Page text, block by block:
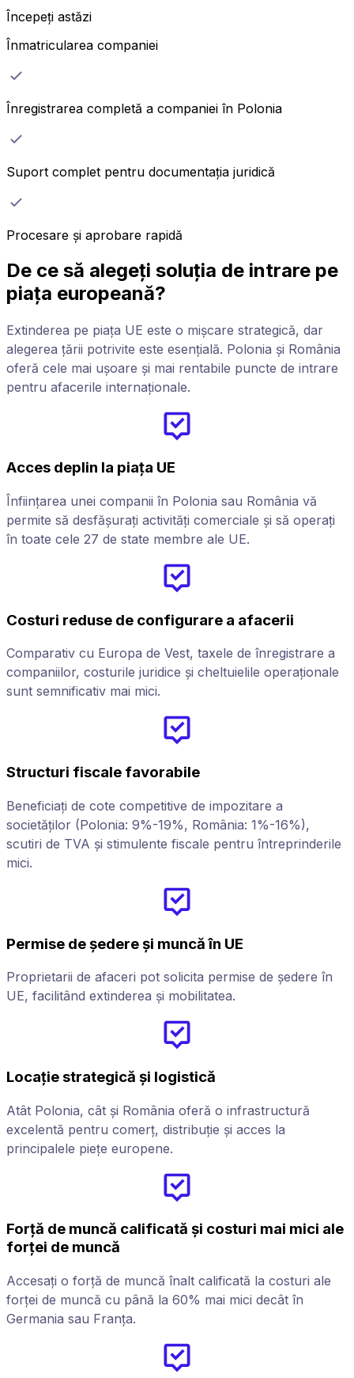
Începeți astăzi
Înmatricularea companiei
Înregistrarea completă a companiei în Polonia
Suport complet pentru documentația juridică
Procesare și aprobare rapidă
De ce să alegeți soluția de intrare pe
piața europeană?
Extinderea pe piața UE este o mișcare strategică, dar
alegerea țării potrivite este esențială. Polonia și România
oferă cele mai ușoare și mai rentabile puncte de intrare
pentru afacerile internaționale.
Acces deplin la piața UE
Înființarea unei companii în Polonia sau România vă
permite să desfășurați activități comerciale și să operați
în toate cele 27 de state membre ale UE.
Costuri reduse de configurare a afacerii
Comparativ cu Europa de Vest, taxele de înregistrare a
companiilor, costurile juridice și cheltuielile operaționale
sunt semnificativ mai mici.
Structuri fiscale favorabile
Beneficiați de cote competitive de impozitare a
societăților (Polonia: 9%-19%, România: 1%-16%),
scutiri de TVA și stimulente fiscale pentru întreprinderile
mici.
Permise de ședere și muncă în UE
Proprietarii de afaceri pot solicita permise de ședere în
UE, facilitând extinderea și mobilitatea.
Locație strategică și logistică
Atât Polonia, cât și România oferă o infrastructură
excelentă pentru comerț, distribuție și acces la
principalele piețe europene.
Forță de muncă calificată și costuri mai mici ale
forței de muncă
Accesați o forță de muncă înalt calificată la costuri ale
forței de muncă cu până la 60% mai mici decât în ​​
Germania sau Franța.